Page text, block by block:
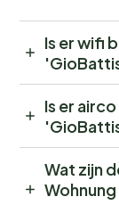
Is er wifi
Is er
Wat zijn